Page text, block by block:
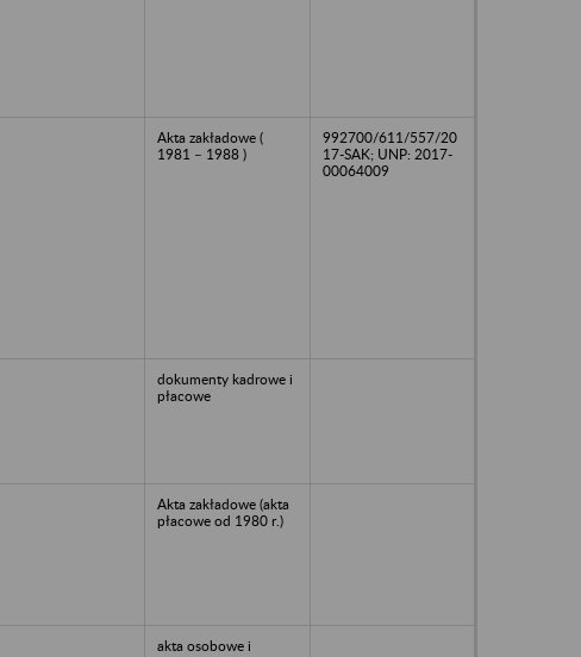
Akta zakładowe (
1981 – 1988 )
992700/611/557/20
17-SAK; UNP: 2017-
00064009
dokumenty kadrowe i
płacowe
Akta zakładowe (akta
płacowe od 1980 r.)
akta osobowe i